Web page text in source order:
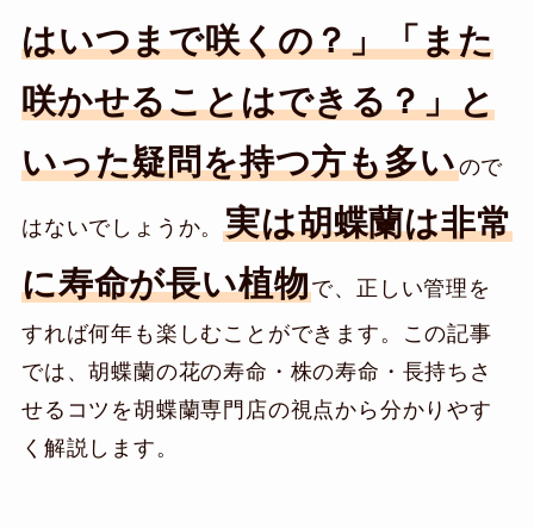
はいつまで咲くの？」「また
咲かせることはできる？」と
いった疑問を持つ方も多いので
はないでしょうか。実は胡蝶蘭は非常
に寿命が長い植物で、正しい管理を
すれば何年も楽しむことができます。この記事
では、胡蝶蘭の花の寿命・株の寿命・長持ちさ
せるコツを胡蝶蘭専門店の視点から分かりやす
く解説します。